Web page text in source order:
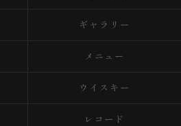
ギャラリー
メニュー
ウイスキー
レコード